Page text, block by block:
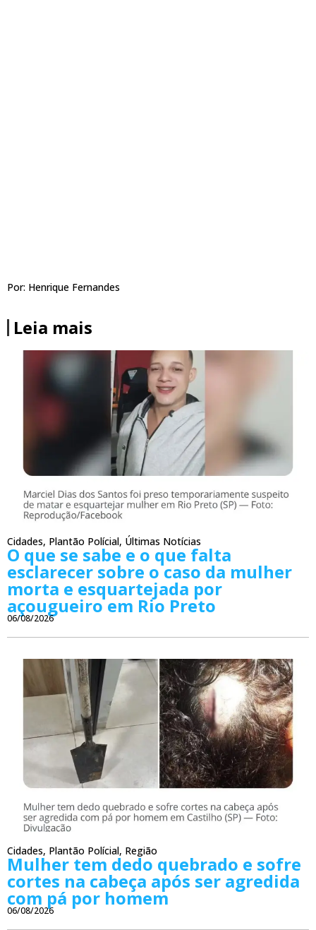
Por: Henrique Fernandes
Leia mais
Cidades, Plantão Polícial, Últimas Notícias
O que se sabe e o que falta
esclarecer sobre o caso da mulher
morta e esquartejada por
açougueiro em Rio Preto
06/08/2026
Cidades, Plantão Polícial, Região
Mulher tem dedo quebrado e sofre
cortes na cabeça após ser agredida
com pá por homem
06/08/2026